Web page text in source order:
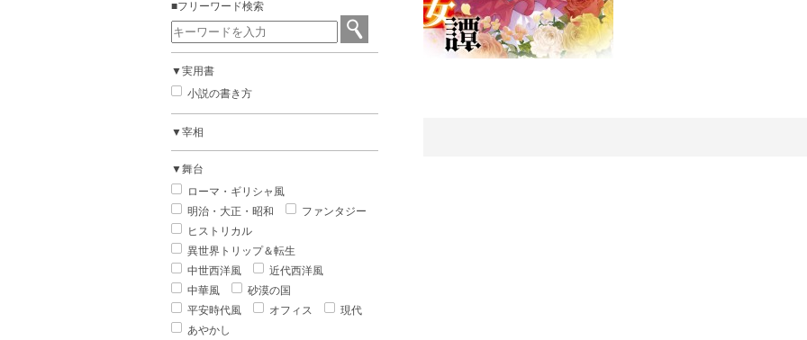
■フリーワード検索
▼実用書
小説の書き方
▼宰相
▼舞台
ローマ・ギリシャ風
明治・大正・昭和
ファンタジー
ヒストリカル
異世界トリップ＆転生
中世西洋風
近代西洋風
中華風
砂漠の国
平安時代風
オフィス
現代
あやかし